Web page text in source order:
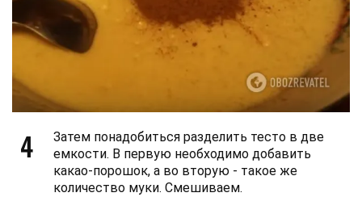
4
Затем понадобиться разделить тесто в две
емкости. В первую необходимо добавить
какао-порошок, а во вторую - такое же
количество муки. Смешиваем.